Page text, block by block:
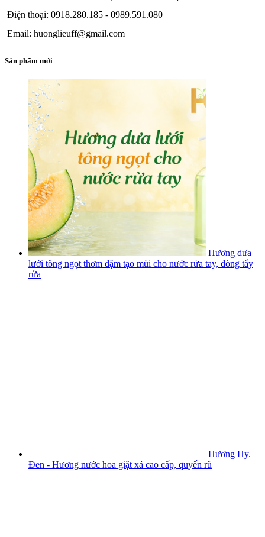
Điện thoại: 0918.280.185 - 0989.591.080
Email: huonglieuff@gmail.com
Sản phẩm mới
Hương dưa
lưới tông ngọt thơm đậm tạo mùi cho nước rửa tay, dòng tẩy
rửa
Hương Hy.
Đen - Hương nước hoa giặt xả cao cấp, quyến rũ